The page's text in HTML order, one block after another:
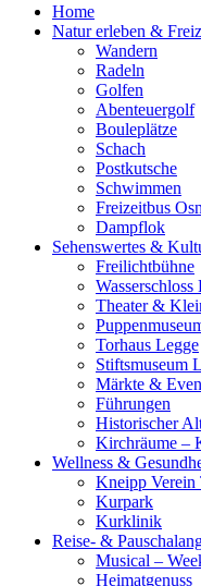
Home
Natur erleben &
Wandern
Radeln
Golfen
Abenteuergolf
Bouleplätze
Schach
Postkutsche
Schwimmen
Freizeitbus
Dampflok
Sehenswertes &
Freilichtbühne
Theater &
Torhaus Legge
Stiftsmuseum
Märkte &
Führungen
Historischer
Kirchräume –
Wellness &
Kneipp Verein
Kurpark
Kurklinik
Reise- &
Musical –
Heimatgenuss